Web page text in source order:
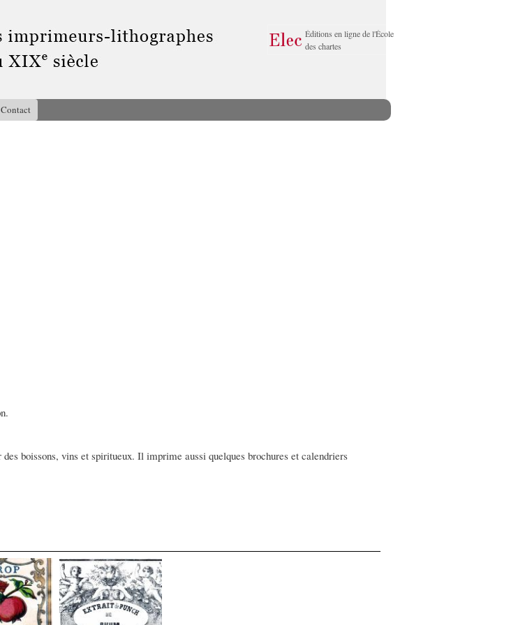
principal
Éditions en ligne de l'École
des chartes
Contact
boissons, vins et spiritueux. Il imprime aussi quelques brochures et calendriers